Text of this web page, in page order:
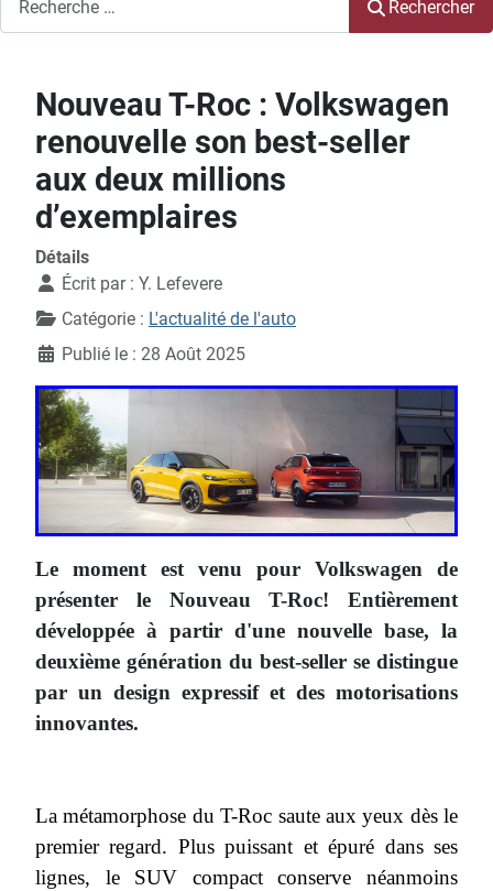
Rechercher
Nouveau T-Roc : Volkswagen
renouvelle son best-seller
aux deux millions
d’exemplaires
Détails
Écrit par : Y. Lefevere
Catégorie : L'actualité de l'auto
Publié le : 28 Août 2025
Le moment est venu pour Volkswagen de
présenter le Nouveau T-Roc! Entièrement
développée à partir d'une nouvelle base, la
deuxième génération du best-seller se distingue
par un design expressif et des motorisations
innovantes.
La métamorphose du T-Roc saute aux yeux dès le
premier regard. Plus puissant et épuré dans ses
lignes, le SUV compact conserve néanmoins